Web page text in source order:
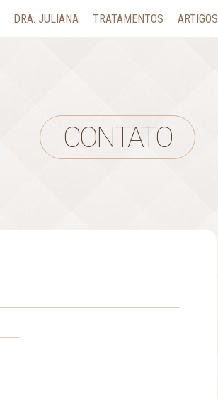
DRA. JULIANA TRATAMENTOS ARTIGOS
CONTATO